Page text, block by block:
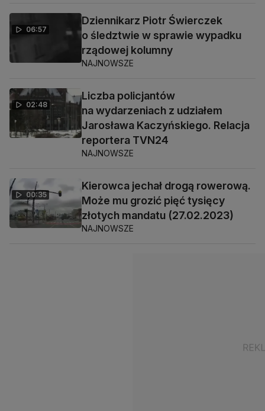
06:57
Dziennikarz Piotr Świerczek
o śledztwie w sprawie wypadku
rządowej kolumny
NAJNOWSZE
02:48
Liczba policjantów
na wydarzeniach z udziałem
Jarosława Kaczyńskiego. Relacja
reportera TVN24
NAJNOWSZE
00:35
Kierowca jechał drogą rowerową.
Może mu grozić pięć tysięcy
złotych mandatu (27.02.2023)
NAJNOWSZE